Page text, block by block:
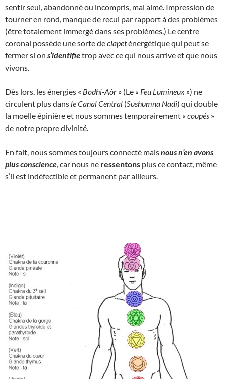
sentir seul, abandonné ou incompris, mal aimé. Impression de
tourner en rond, manque de recul par rapport à des problèmes
(être totalement immergé dans ses problèmes.) Le centre
coronal possède une sorte declapeténergétique qui peut se
fermer si on s’identifietrop avec ce qui nous arrive et que nous
vivons.
Dès lors, les énergies « Bodhi-Aôr » (Le « Feu Lumineux ») ne
circulent plus dans le Canal Central (Sushumna Nadi) qui double
la moelle épinière et nous sommes temporairement « coupés »
de notre propre divinité.
En fait, nous sommes toujours connecté maisnous n’en avons
plus conscience , car nous ne ressentons plus ce contact, même
s’il est indéfectible et permanent par ailleurs.